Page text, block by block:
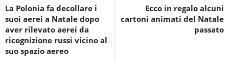
La Polonia fa decollare i
suoi aerei a Natale dopo
aver rilevato aerei da
ricognizione russi vicino al
suo spazio aereo
Ecco in regalo alcuni
cartoni animati del Natale
passato